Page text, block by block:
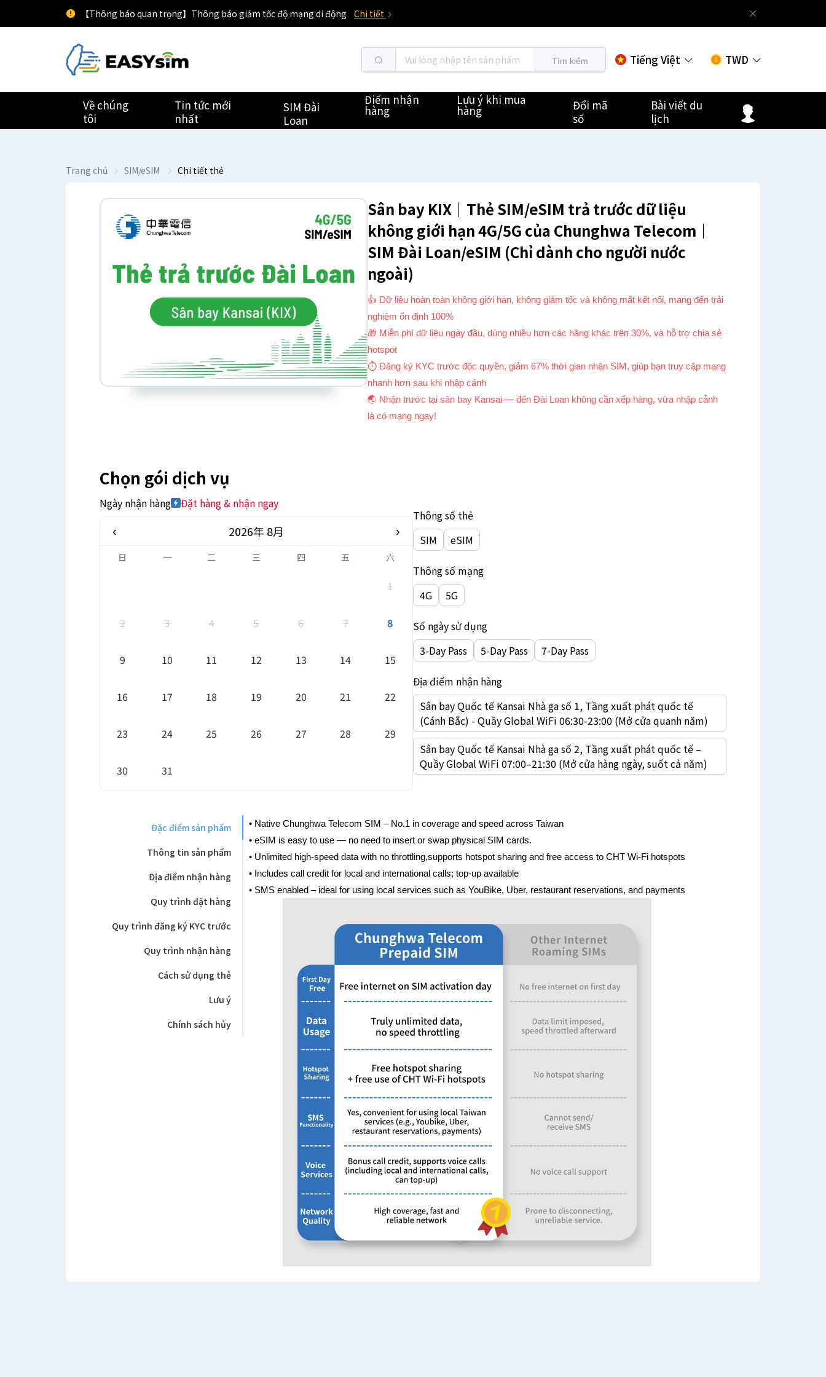
【Thông báo quan trọng】Thông báo giảm tốc độ mạng di động Chi tiết
Tìm kiếm Tiếng Việt TWD
Về chúng
tôi
Tin tức mới
nhất
SIM Đài
Loan
Điểm nhận
hàng
Lưu ý khi mua
hàng
Đổi mã
số
Bài viết du
lịch
Trang chủ SIM/eSIM Chi tiết thẻ
Sân bay KIX｜Thẻ SIM/eSIM trả trước dữ liệu
không giới hạn 4G/5G của Chunghwa Telecom｜
SIM Đài Loan/eSIM (Chỉ dành cho người nước
ngoài)
👍 Dữ liệu hoàn toàn không giới hạn, không giảm tốc và không mất kết nối, mang đến trải
nghiệm ổn định 100%
🎁 Miễn phí dữ liệu ngày đầu, dùng nhiều hơn các hãng khác trên 30%, và hỗ trợ chia sẻ
hotspot
⏱ Đăng ký KYC trước độc quyền, giảm 67% thời gian nhận SIM, giúp bạn truy cập mạng
nhanh hơn sau khi nhập cảnh
🌏 Nhận trước tại sân bay Kansai — đến Đài Loan không cần xếp hàng, vừa nhập cảnh
là có mạng ngay!
Chọn gói dịch vụ
Ngày nhận hàng Đặt hàng & nhận ngay
‹ 2026年 8月 ›
日 一 二 三 四 五 六
1
2 3 4 5 6 7 8
9 10 11 12 13 14 15
16 17 18 19 20 21 22
23 24 25 26 27 28 29
30 31
Thông số thẻ
SIM
eSIM
Thông số mạng
4G
5G
Số ngày sử dụng
3-Day Pass
5-Day Pass 7-Day Pass
Địa điểm nhận hàng
Sân bay Quốc tế Kansai Nhà ga số 1, Tầng xuất phát quốc tế
(Cánh Bắc) - Quầy Global WiFi 06:30-23:00 (Mở cửa quanh năm)
Sân bay Quốc tế Kansai Nhà ga số 2, Tầng xuất phát quốc tế –
Quầy Global WiFi 07:00–21:30 (Mở cửa hàng ngày, suốt cả năm)
Đặc điểm sản phẩm
Thông tin sản phẩm
Địa điểm nhận hàng
Quy trình đặt hàng
Quy trình đăng ký KYC trước
Quy trình nhận hàng
Cách sử dụng thẻ
Lưu ý
Chính sách hủy
• Native Chunghwa Telecom SIM – No.1 in coverage and speed across Taiwan
• eSIM is easy to use — no need to insert or swap physical SIM cards.
• Unlimited high-speed data with no throttling,supports hotspot sharing and free access to CHT Wi-Fi hotspots
• Includes call credit for local and international calls; top-up available
• SMS enabled – ideal for using local services such as YouBike, Uber, restaurant reservations, and payments